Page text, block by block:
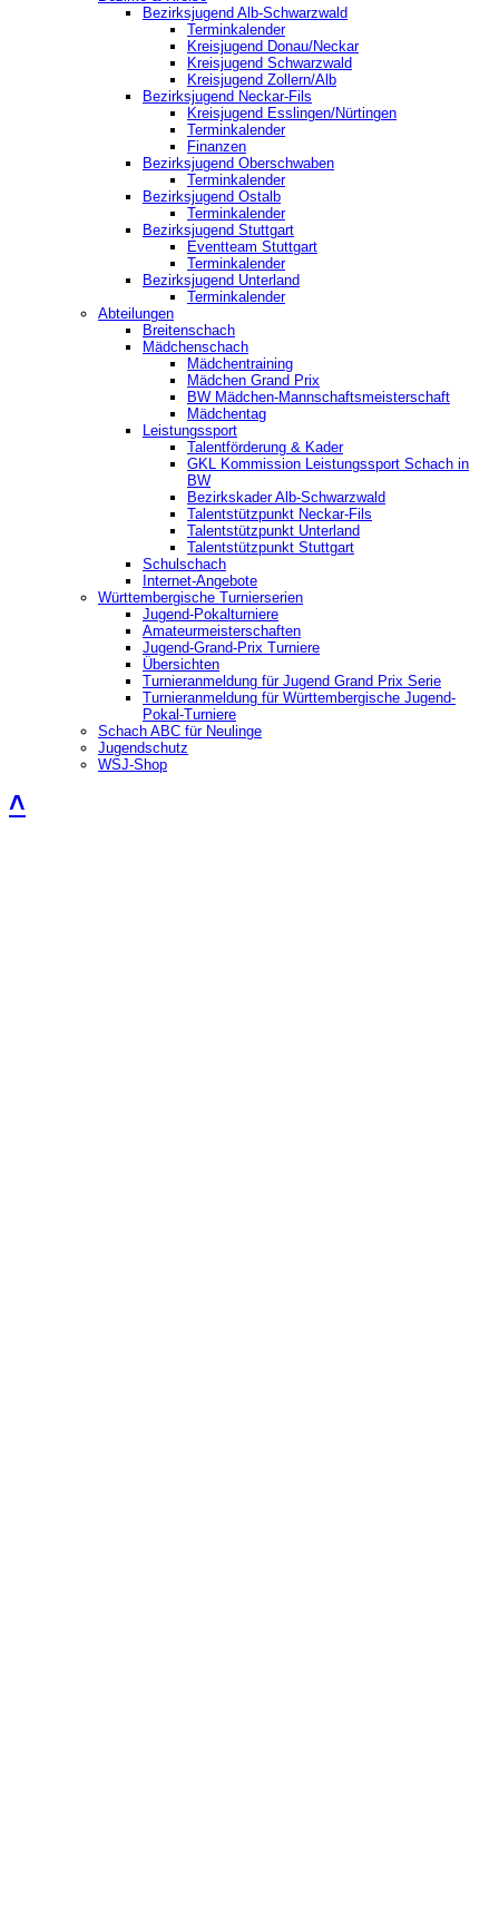
Bezirksjugend Alb-Schwarzwald
Terminkalender
Kreisjugend Donau/Neckar
Kreisjugend Schwarzwald
Kreisjugend Zollern/Alb
Bezirksjugend Neckar-Fils
Kreisjugend ‎Esslingen/Nürtingen
Terminkalender
Finanzen
Bezirksjugend Oberschwaben
Terminkalender
Bezirksjugend Ostalb
Terminkalender
Bezirksjugend Stuttgart
‎Eventteam Stuttgart
Terminkalender
Bezirksjugend Unterland
Terminkalender
Abteilungen
Breitenschach
Mädchenschach
Mädchentraining
Mädchen Grand Prix
BW Mädchen-Mannschaftsmeisterschaft
Mädchentag
Leistungssport
Talentförderung & Kader
GKL Kommission Leistungssport Schach in
BW
Bezirkskader Alb-Schwarzwald
Talentstützpunkt Neckar-Fils
Talentstützpunkt Unterland
Talentstützpunkt Stuttgart
Schulschach
Internet-Angebote
Württembergische Turnierserien
Jugend-Pokalturniere
Amateurmeisterschaften
Jugend-Grand-Prix Turniere
Übersichten
Turnieranmeldung für Jugend Grand Prix Serie
Turnieranmeldung für Württembergische Jugend-
Pokal-Turniere
Schach ABC für Neulinge
Jugendschutz
WSJ-Shop
˄